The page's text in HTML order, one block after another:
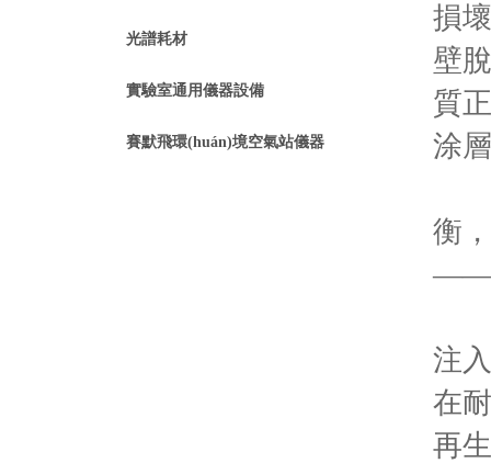
光譜耗材
實驗室通用儀器設備
賽默飛環(huán)境空氣站儀器
損
壁
質
涂層
衡
——
注
在
再